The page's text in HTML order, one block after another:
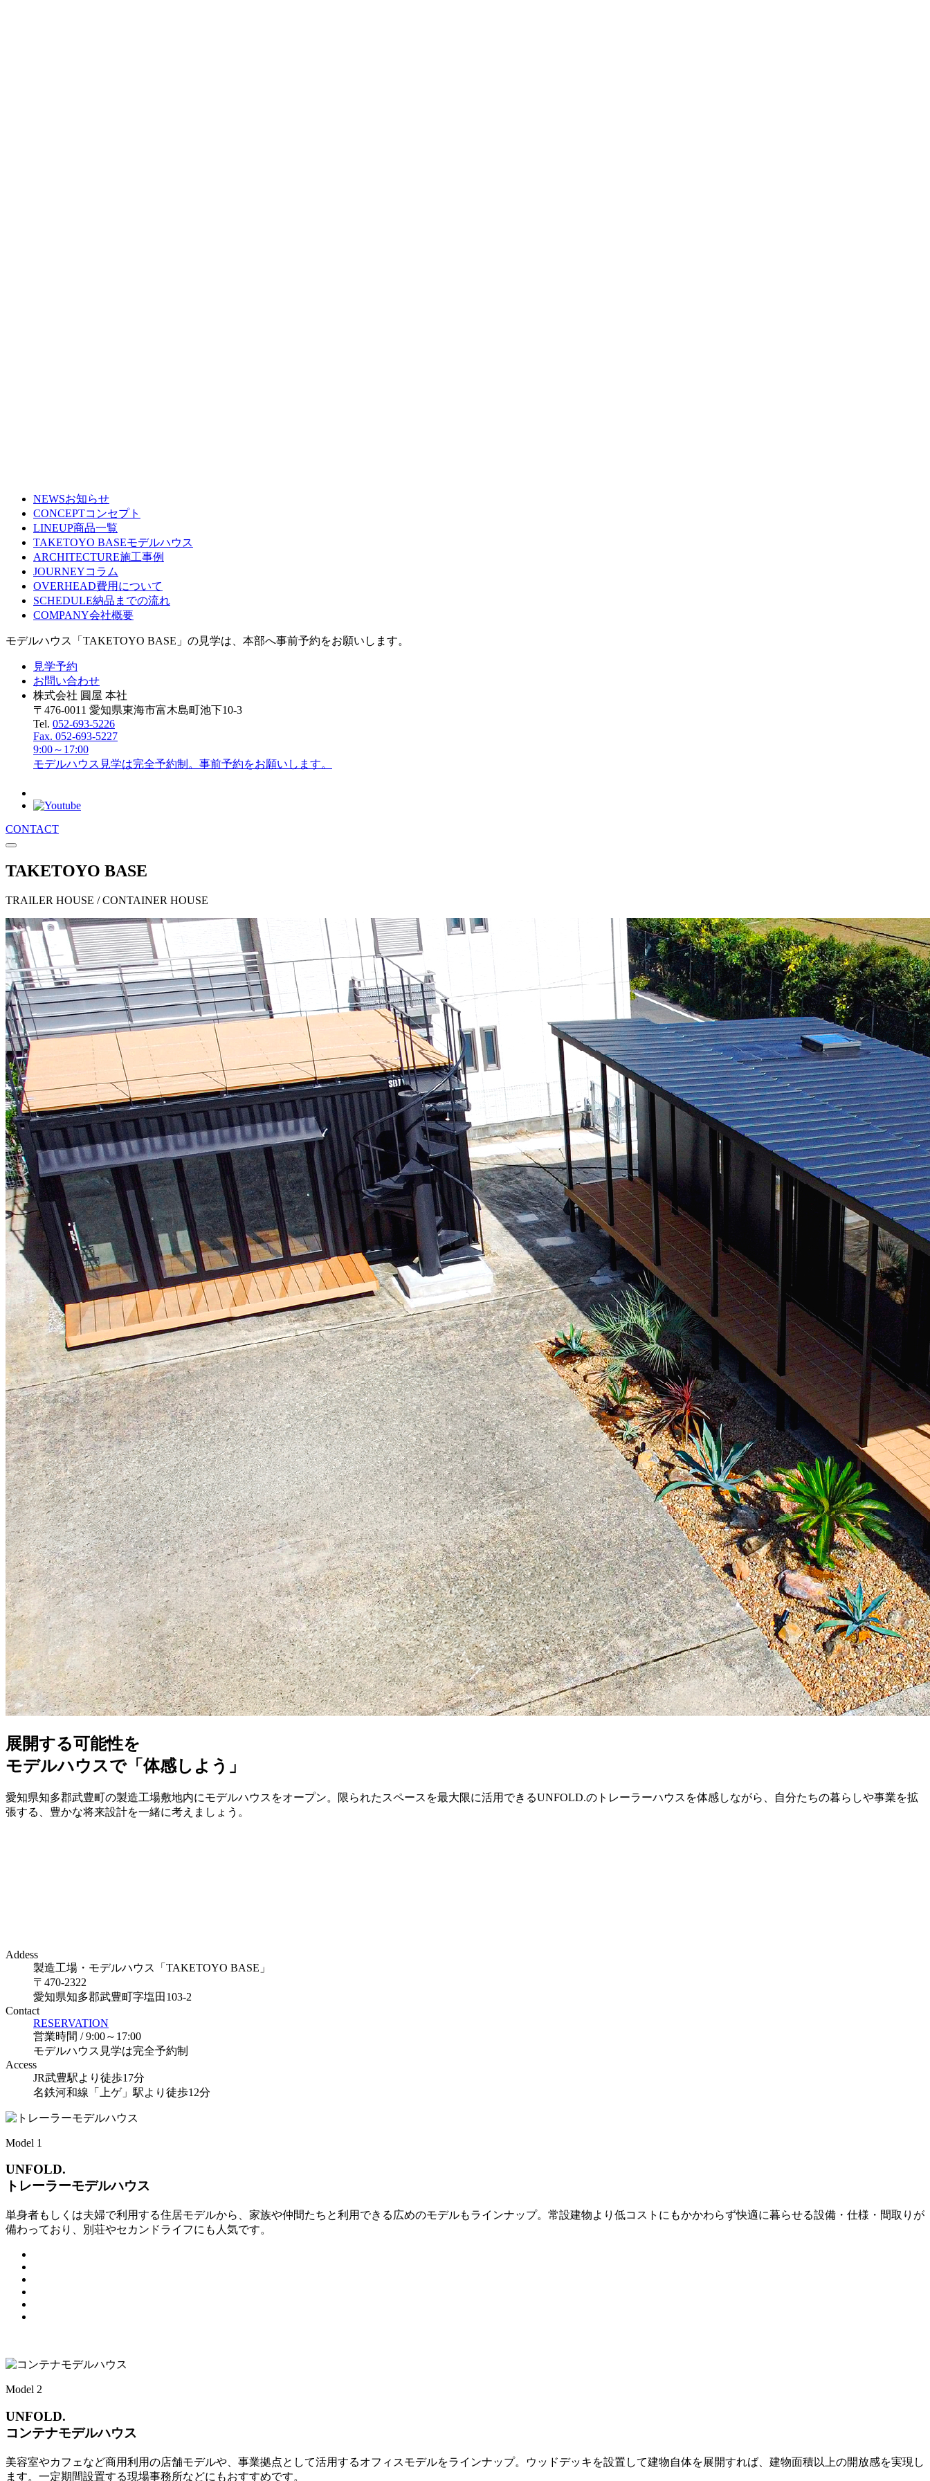
NEWSお知らせ
CONCEPTコンセプト
LINEUP商品一覧
TAKETOYO BASEモデルハウス
ARCHITECTURE施工事例
JOURNEYコラム
OVERHEAD費用について
SCHEDULE納品までの流れ
COMPANY会社概要
モデルハウス「TAKETOYO BASE」の見学は、本部へ事前予約をお願いします。
見学予約
お問い合わせ
株式会社 圓屋 本社
〒476-0011 愛知県東海市富木島町池下10-3
Tel. 052-693-5226
Fax. 052-693-5227
9:00～17:00
モデルハウス見学は完全予約制。事前予約をお願いします。
CONTACT
TAKETOYO BASE
TRAILER HOUSE / CONTAINER HOUSE
展開する可能性を
モデルハウスで「体感しよう」
愛知県知多郡武豊町の製造工場敷地内にモデルハウスをオープン。限られたスペースを最大限に活用できるUNFOLD.のトレーラーハウスを体感しながら、自分たちの暮らしや事業を拡
張する、豊かな将来設計を一緒に考えましょう。
Addess
製造工場・モデルハウス「TAKETOYO BASE」
〒470-2322
愛知県知多郡武豊町字塩田103-2
Contact
RESERVATION
営業時間 / 9:00～17:00
モデルハウス見学は完全予約制
Access
JR武豊駅より徒歩17分
名鉄河和線「上ゲ」駅より徒歩12分
Model 1
UNFOLD.
トレーラーモデルハウス
単身者もしくは夫婦で利用する住居モデルから、家族や仲間たちと利用できる広めのモデルもラインナップ。常設建物より低コストにもかかわらず快適に暮らせる設備・仕様・間取りが
備わっており、別荘やセカンドライフにも人気です。
Model 2
UNFOLD.
コンテナモデルハウス
美容室やカフェなど商用利用の店舗モデルや、事業拠点として活用するオフィスモデルをラインナップ。ウッドデッキを設置して建物自体を展開すれば、建物面積以上の開放感を実現し
ます。一定期間設置する現場事務所などにもおすすめです。